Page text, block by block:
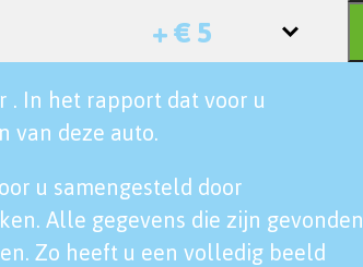
+ € 5
. In het rapport dat voor u
van deze auto.
u samengesteld door
Alle gegevens die zijn gevonden
Zo heeft u een volledig beeld